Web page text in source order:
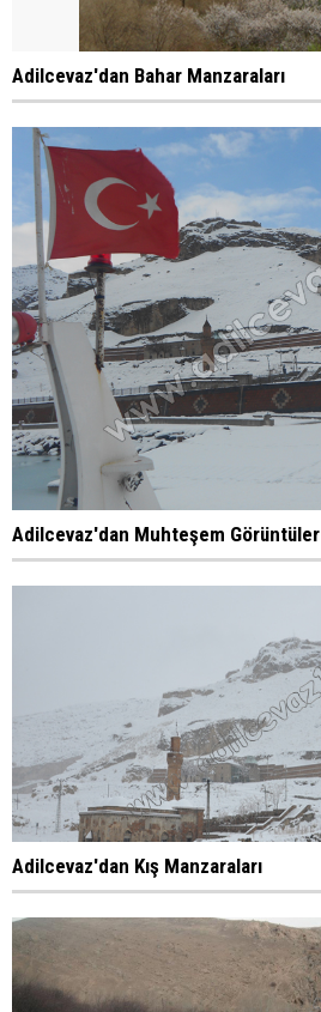
Adilcevaz'dan Bahar Manzaraları
Adilcevaz'dan Muhteşem Görüntüler
Adilcevaz'dan Kış Manzaraları